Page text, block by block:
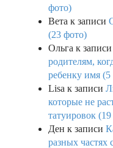
фото)
Вета к записи
(23 фото)
Ольга к записи
родителям,
ребенку имя (5
Lisa к записи
которые не
татуировок
Ден к записи
разных частях